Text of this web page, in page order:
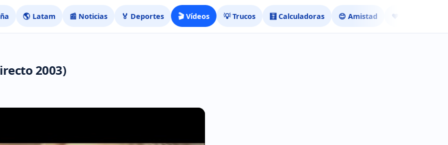
🌎 Latam 📰 Noticias 🏅 Deportes 🎬 Vídeos 💡 Trucos 🧮 Calculadoras 😊 Amistad ❤️ Ligar
2003)